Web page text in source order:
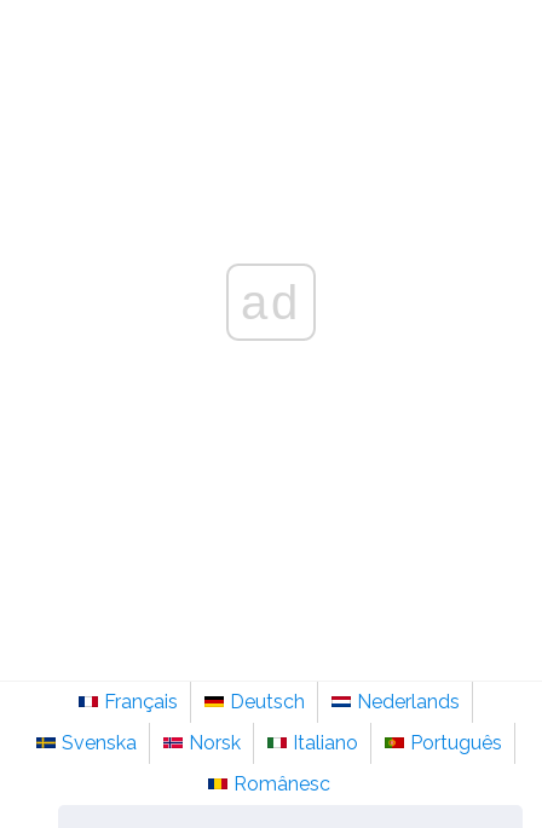
ad
Français Deutsch
Nederlands
Svenska
Norsk Italiano
Português
Românesc